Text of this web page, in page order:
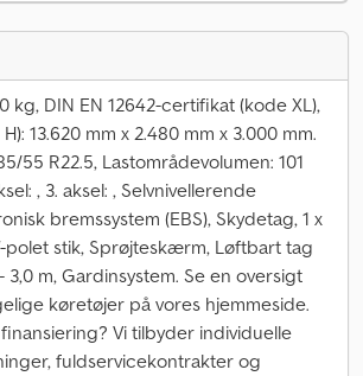
DIN EN 12642-certifikat (kode XL),
13.620 mm x 2.480 mm x 3.000 mm.
55 R22.5, Lastområdevolumen: 101
, 3. aksel: , Selvnivellerende
bremssystem (EBS), Skydetag, 1 x
polet stik, Sprøjteskærm, Løftbart tag
3,0 m, Gardinsystem. Se en oversigt
køretøjer på vores hjemmeside.
Vi tilbyder individuelle
fuldservicekontrakter og